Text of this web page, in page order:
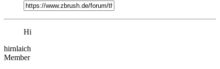
Hi
hirnlaich
Member